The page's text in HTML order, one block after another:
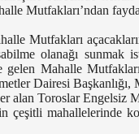
Mutfakları’ndan
Mutfakları
olanağı sunmak
gelen Mahalle
Dairesi Başkanlığı,
alan Toroslar Engelsiz
çeşitli mahallelerinde